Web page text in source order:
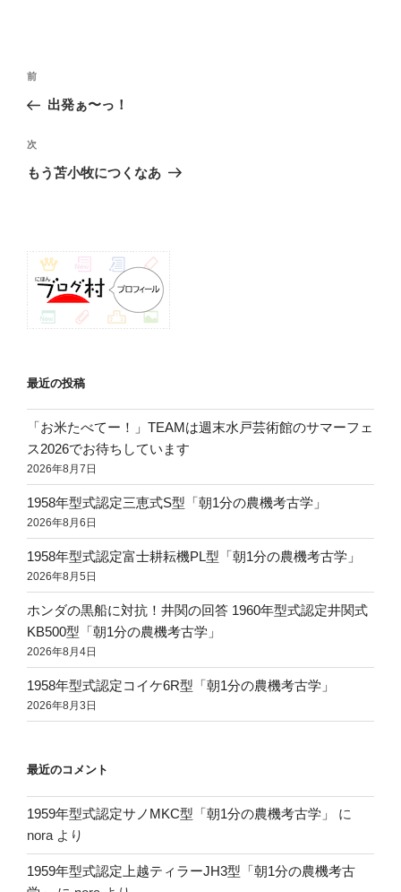
投
ナ
ビ
ゲ
ン
前
の
稿
前
出発ぁ〜っ！
次
の
次
もう苫小牧につくなあ
最近の投稿
「お米たべてー！」TEAMは週末水戸芸術館のサマーフェ
ス2026でお待ちしています
2026年8月7日
1958年型式認定三恵式S型「朝1分の農機考古学」
2026年8月6日
1958年型式認定富士耕耘機PL型「朝1分の農機考古学」
2026年8月5日
ホンダの黒船に対抗！井関の回答 1960年型式認定井関式
KB500型「朝1分の農機考古学」
2026年8月4日
1958年型式認定コイケ6R型「朝1分の農機考古学」
2026年8月3日
最近のコメント
1959年型式認定サノMKC型「朝1分の農機考古学」
に
nora より
1959年型式認定上越ティラーJH3型「朝1分の農機考古